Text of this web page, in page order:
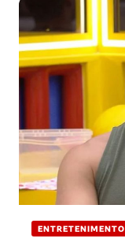
ENTRETENIMENTO